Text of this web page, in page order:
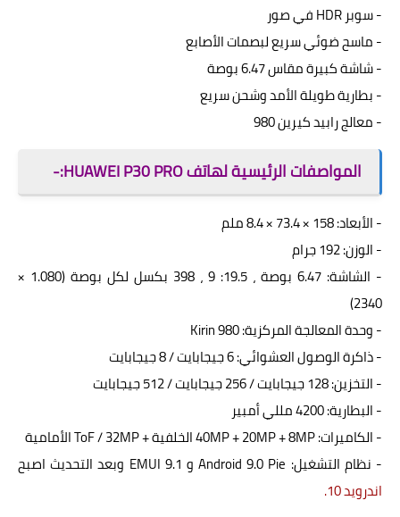
- سوبر HDR في صور
- ماسح ضوئي سريع لبصمات الأصابع
- شاشة كبيرة مقاس 6.47 بوصة
- بطارية طويلة الأمد وشحن سريع
- معالج رابيد كيرين 980
المواصفات الرئيسية لهاتف HUAWEI P30 PRO:-
- الأبعاد: 158 × 73.4 × 8.4 ملم
- الوزن: 192 جرام
- الشاشة: 6.47 بوصة ، 19.5: 9 ، 398 بكسل لكل بوصة (1.080 ×
2340)
- وحدة المعالجة المركزية: Kirin 980
- ذاكرة الوصول العشوائي: 6 جيجابايت / 8 جيجابايت
- التخزين: 128 جيجابايت / 256 جيجابايت / 512 جيجابايت
- البطارية: 4200 مللي أمبير
- الكاميرات: 40MP + 20MP + 8MP الخلفية + ToF / 32MP الأمامية
- نظام التشغيل: Android 9.0 Pie و EMUI 9.1 وبعد التحديث اصبح
اندرويد 10.